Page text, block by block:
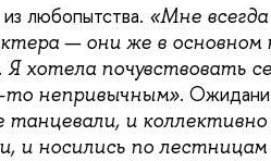
любопытства. «Мне
— они же в основном
хотела почувствовать
то непривычным».
танцевали, и
и носились по